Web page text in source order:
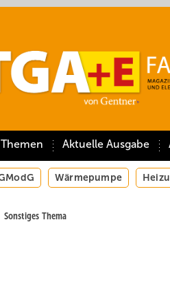
Themen Aktuelle Ausgabe
Wärmepumpe
Sonstiges Thema